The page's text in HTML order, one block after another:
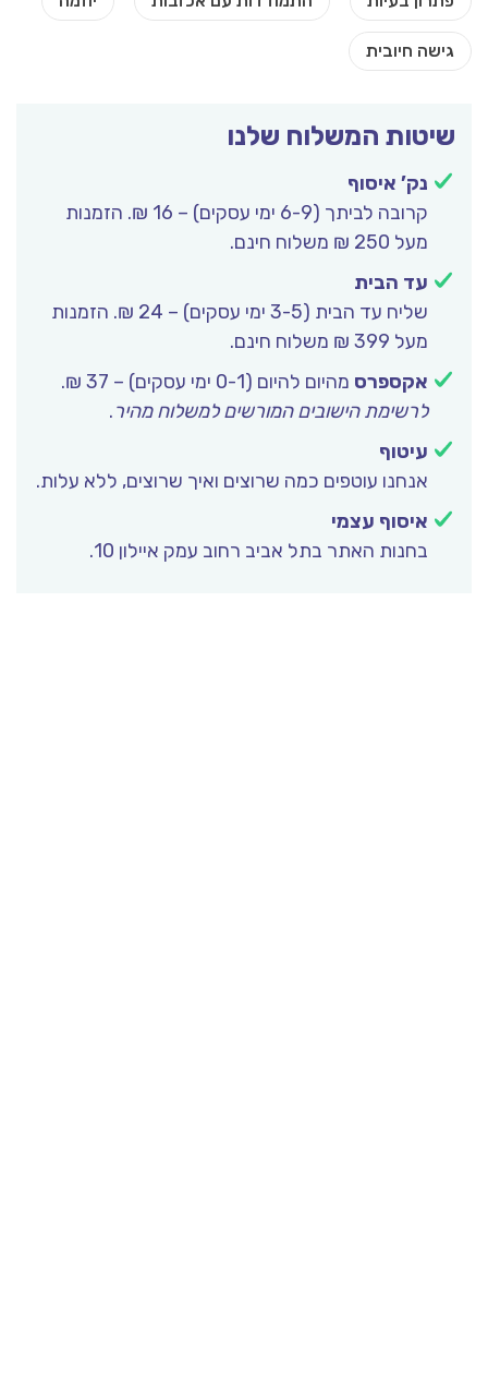
שיטות המשלוח שלנו
נק’ איסוף
קרובה לביתך (6-9 ימי עסקים) – 16 ₪. הזמנות
מעל 250 ₪ משלוח חינם.
עד הבית
שליח עד הבית (3-5 ימי עסקים) – 24 ₪. הזמנות
מעל 399 ₪ משלוח חינם.
אקספרס מהיום להיום (0-1 ימי עסקים) – 37 ₪.
לרשימת הישובים המורשים למשלוח מהיר.
עיטוף
אנחנו עוטפים כמה שרוצים ואיך שרוצים, ללא עלות.
איסוף עצמי
בחנות האתר בתל אביב רחוב עמק איילון 10.